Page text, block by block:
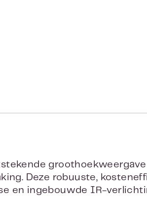
Deze robuuste,
en ingebouwde IR-